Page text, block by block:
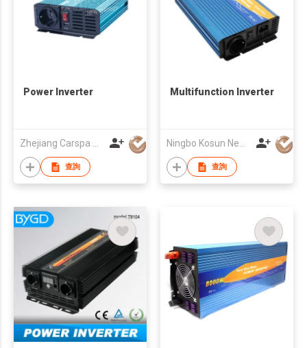
Power Inverter
Zhejiang Carspa New Energy Co., Ltd
查詢
Multifunction Inverter
Ningbo Kosun New Energy Co., Ltd
查詢